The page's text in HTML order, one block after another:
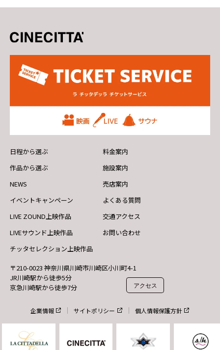
〒210-0023 神奈川県川崎市川崎区小川町4-1
JR川崎駅から徒歩5分
京急川崎駅から徒歩7分
アクセス
日程から選ぶ
作品から選ぶ
NEWS
イベントキャンペーン
LIVE ZOUND上映作品
LIVEサウンド上映作品
チッタセレクション上映作品
料金案内
施設案内
売店案内
よくある質問
交通アクセス
お問い合わせ
企業情報 サイトポリシー 個人情報保護方針